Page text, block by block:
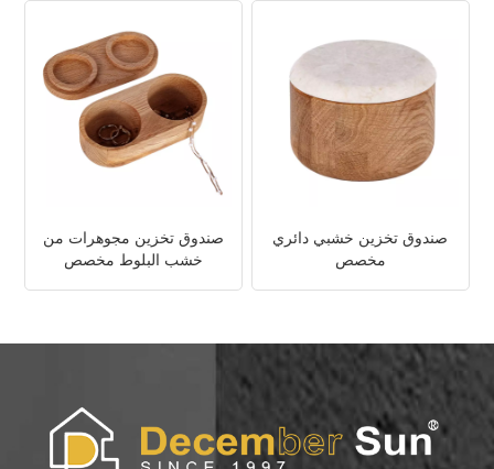
صندوق تخزين مجوهرات من
خشب البلوط مخصص
صندوق تخزين خشبي دائري
مخصص